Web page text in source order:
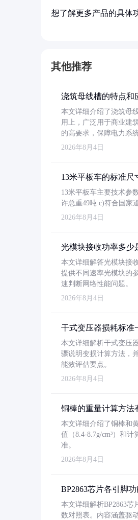
想了解更多产品的具体
其他推荐
浇筑母线槽的特点和
本文详细介绍了浇筑母
用上，广泛用于商业建
的高要求，保障电力系
2026年8月4日
13米平板车的标准尺
13米平板车主要技术参
许总重49吨 c)符合国家
2026年8月4日
光模块接收功率多少
本文详细解答光模块接
提供不同速率光模块的
速判断网络性能问题。
2026年8月4日
干式变压器损耗标准
本文详细解析干式变压
骤说明变损计算方法，
能效评估要点。
2026年8月4日
铜棒的重量计算方法
本文详细介绍了铜棒和
值（8.4-8.7g/cm³）和
准。
2026年8月4日
BP2863芯片各引脚
本文详细解析BP2863
数对照表。内容涵盖驱